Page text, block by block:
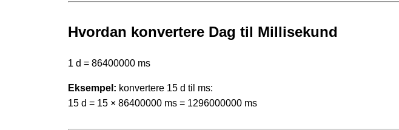
Hvordan konvertere Dag til Millisekund
1 d = 86400000 ms
Eksempel: konvertere 15 d til ms:
15 d = 15 × 86400000 ms = 1296000000 ms